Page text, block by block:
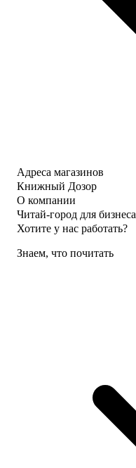
Адреса магазинов
Книжный Дозор
О компании
Читай-город для бизнеса
Хотите у нас работать?
Знаем, что почитать